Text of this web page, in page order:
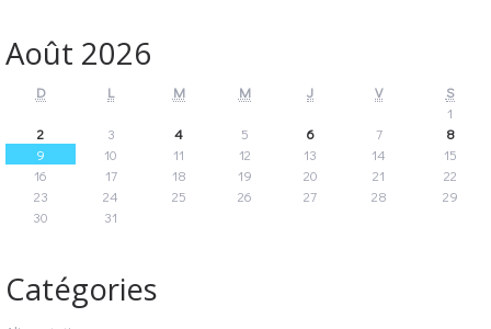
Août 2026
D L M M J V
S
1
2
3 4 5 6 7
8
9
10 11 12 13 14
15
16
17 18 19 20 21
22
23
24 25 26 27 28
29
30
31
Catégories